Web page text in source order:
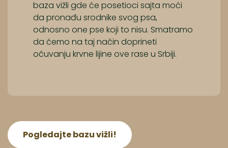
baza vižli gde će posetioci sajta moći
da pronađu srodnike svog psa,
odnosno one pse koji to nisu. Smatramo
da ćemo na taj način doprineti
očuvanju krvne lijine ove rase u Srbiji.
Pogledajte bazu vižli!